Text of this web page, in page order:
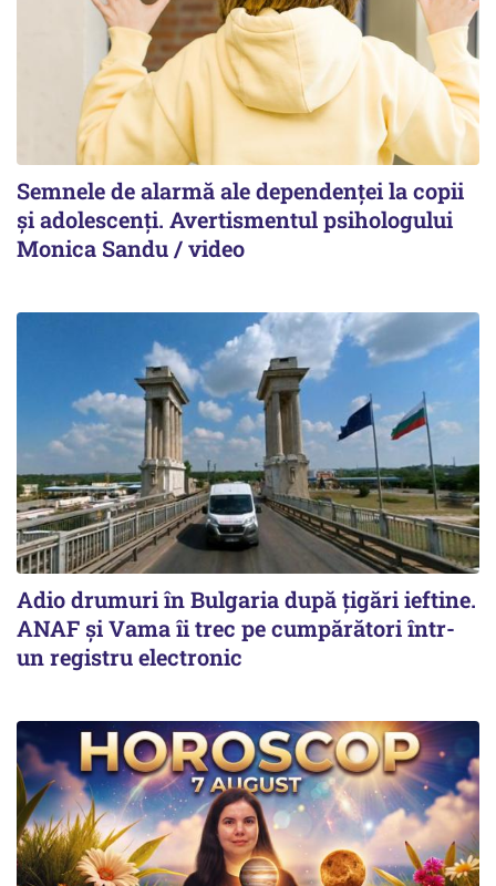
Semnele de alarmă ale dependenței la copii
și adolescenți. Avertismentul psihologului
Monica Sandu / video
Adio drumuri în Bulgaria după țigări ieftine.
ANAF și Vama îi trec pe cumpărători într-
un registru electronic